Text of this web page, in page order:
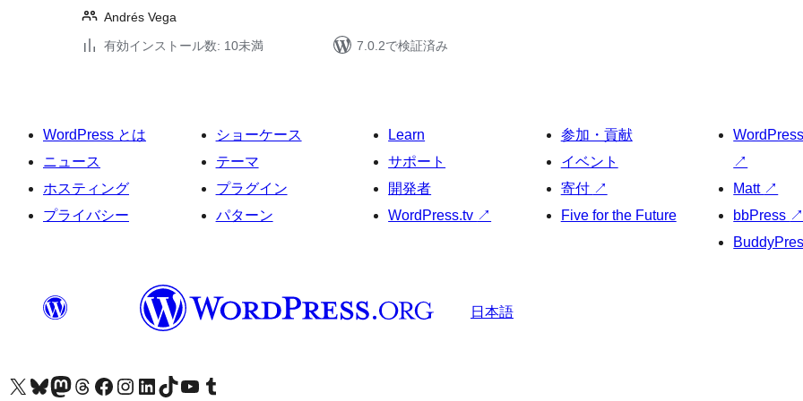
Andrés Vega
有効インストール数: 10未満
7.0.2で検証済み
WordPress とは
ニュース
ホスティング
プライバシー
ショーケース
テーマ
プラグイン
パターン
Learn
サポート
開発者
WordPress.tv ↗
参加・貢献
イベント
寄付 ↗
Five for the Future
↗
Matt ↗
bbPress ↗
日本語
X (旧 Twitter) アカウントへBluesky アカウントへMastodon アカウントへThreads アカウントへ Facebook ページへInstagram アカウントへ LinkedIn アカウントへTikTok アカウントへYouTube チャンネルへ Tumblr アカウントへ